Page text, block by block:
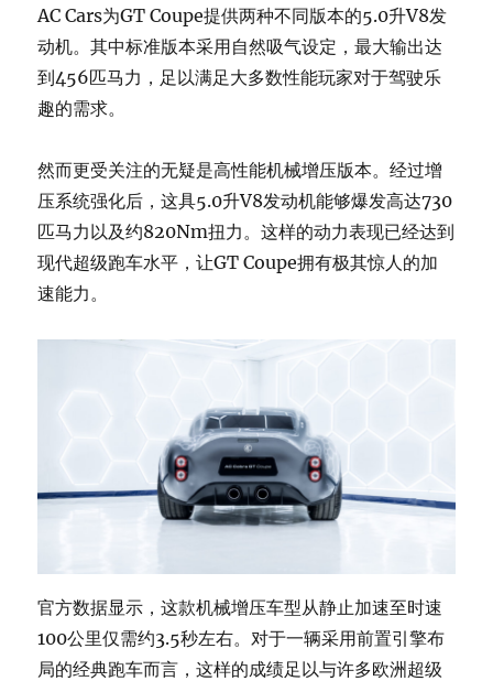
AC Cars为GT Coupe提供两种不同版本的5.0升V8发
动机。其中标准版本采用自然吸气设定，最大输出达
到456匹马力，足以满足大多数性能玩家对于驾驶乐
趣的需求。
然而更受关注的无疑是高性能机械增压版本。经过增
压系统强化后，这具5.0升V8发动机能够爆发高达730
匹马力以及约820Nm扭力。这样的动力表现已经达到
现代超级跑车水平，让GT Coupe拥有极其惊人的加
速能力。
官方数据显示，这款机械增压车型从静止加速至时速
100公里仅需约3.5秒左右。对于一辆采用前置引擎布
局的经典跑车而言，这样的成绩足以与许多欧洲超级